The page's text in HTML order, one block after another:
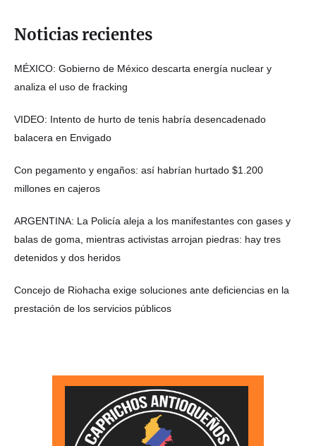
Noticias recientes
MÉXICO: Gobierno de México descarta energía nuclear y
analiza el uso de fracking
VIDEO: Intento de hurto de tenis habría desencadenado
balacera en Envigado
Con pegamento y engaños: así habrían hurtado $1.200
millones en cajeros
ARGENTINA: La Policía aleja a los manifestantes con gases y
balas de goma, mientras activistas arrojan piedras: hay tres
detenidos y dos heridos
Concejo de Riohacha exige soluciones ante deficiencias en la
prestación de los servicios públicos